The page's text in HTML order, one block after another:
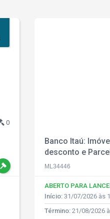
0
Banco Itaú:
desconto e
ML34446
ABERTO PARA
Início: 31/07/2026 às
Término: 21/08/2026